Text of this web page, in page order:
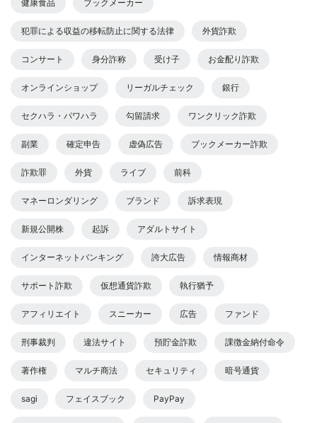
健康食品 ブックメーカー
犯罪による収益の移転防止に関する法律 外貨詐欺
コンサート 身分詐称 受け子 お金配り詐欺
オンラインショップ リーガルチェック 銀行
セクハラ・パワハラ 勾留請求 ワンクリック詐欺
副業 確定申告 虚偽広告 ブックメーカー詐欺
詐欺罪 外貨 ライブ 前科
マネーロンダリング ブランド 訴求表現
新規公開株 起訴 アダルトサイト
インターネットバンキング 誇大広告 情報商材
サポート詐欺 仮想通貨詐欺 執行猶予
アフィリエイト スニーカー 広告 ファンド
刑事裁判 違法サイト 預貯金詐欺 課徴金納付命令
著作権 マルチ商法 セキュリティ 暗号通貨
sagi フェイスブック PayPay